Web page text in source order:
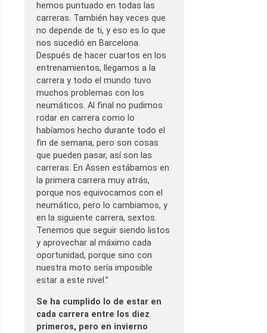
hemos puntuado en todas las
carreras. También hay veces que
no depende de ti, y eso es lo que
nos sucedió en Barcelona.
Después de hacer cuartos en los
entrenamientos, llegamos a la
carrera y todo el mundo tuvo
muchos problemas con los
neumáticos. Al final no pudimos
rodar en carrera como lo
habíamos hecho durante todo el
fin de semana, pero son cosas
que pueden pasar, así son las
carreras. En Assen estábamos en
la primera carrera muy atrás,
porque nos equivocamos con el
neumático, pero lo cambiamos, y
en la siguiente carrera, sextos.
Tenemos que seguir siendo listos
y aprovechar al máximo cada
oportunidad, porque sino con
nuestra moto sería imposible
estar a este nivel.”
Se ha cumplido lo de estar en
cada carrera entre los diez
primeros, pero en invierno